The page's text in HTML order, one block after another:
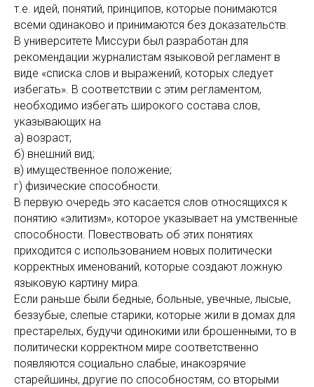
т.е. идей, понятий, принципов, которые понимаются
всеми одинаково и принимаются без доказательств.
В университете Миссури был разработан для
рекомендации журналистам языковой регламент в
виде «списка слов и выражений, которых следует
избегать». В соответствии с этим регламентом,
необходимо избегать широкого состава слов,
указывающих на
а) возраст;
б) внешний вид;
в) имущественное положение;
г) физические способности.
В первую очередь это касается слов относящихся к
понятию «элитизм», которое указывает на умственные
способности. Повествовать об этих понятиях
приходится с использованием новых политически
корректных именований, которые создают ложную
языковую картину мира.
Если раньше были бедные, больные, увечные, лысые,
беззубые, слепые старики, которые жили в домах для
престарелых, будучи одинокими или брошенными, то в
политически корректном мире соответственно
появляются социально слабые, инакозрячие
старейшины, другие по способностям, со вторыми